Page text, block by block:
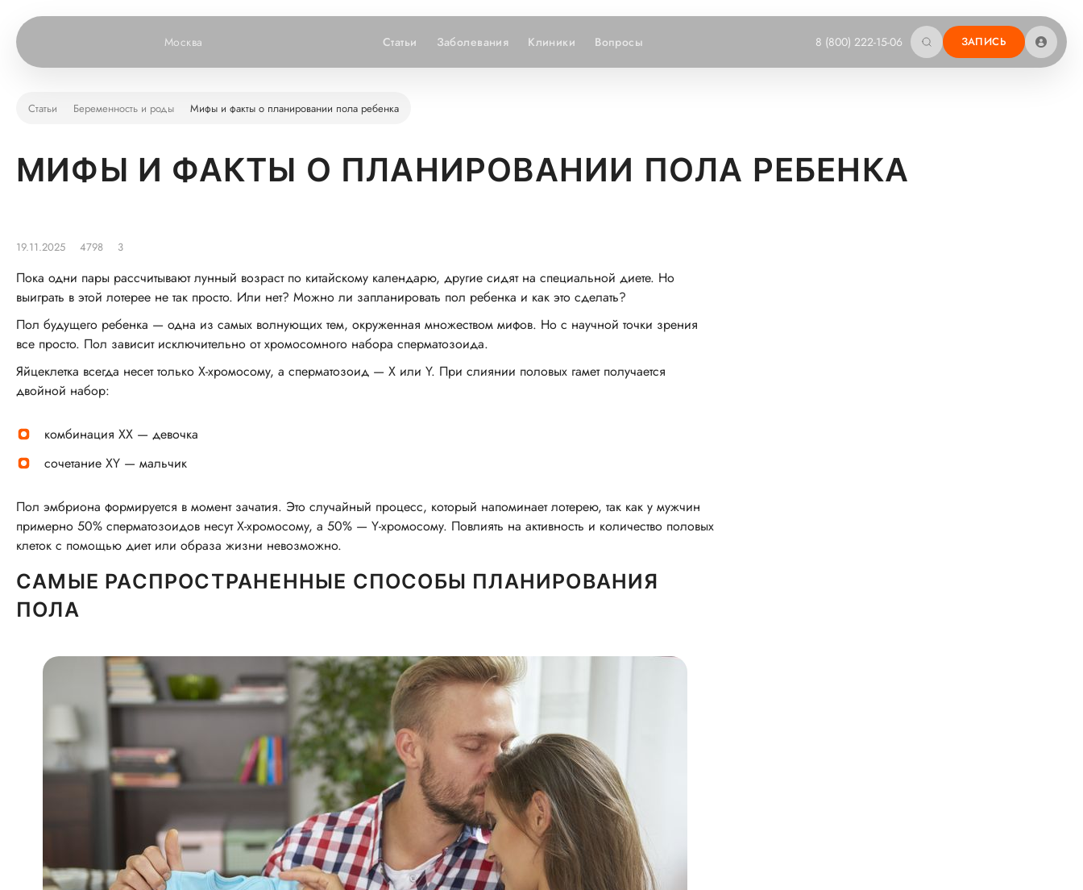
Москва Статьи Заболевания Клиники Вопросы 8 (800) 222-15-06 ЗАПИСЬ
Статьи Беременность и роды Мифы и факты о планировании пола ребенка
МИФЫ И ФАКТЫ О ПЛАНИРОВАНИИ ПОЛА РЕБЕНКА
19.11.2025 4798 3
Пока одни пары рассчитывают лунный возраст по китайскому календарю, другие сидят на специальной диете. Но
выиграть в этой лотерее не так просто. Или нет? Можно ли запланировать пол ребенка и как это сделать?
Пол будущего ребенка — одна из самых волнующих тем, окруженная множеством мифов. Но с научной точки зрения
все просто. Пол зависит исключительно от хромосомного набора сперматозоида.
Яйцеклетка всегда несет только X-хромосому, а сперматозоид — X или Y. При слиянии половых гамет получается
двойной набор:
комбинация XX — девочка
сочетание XY — мальчик
Пол эмбриона формируется в момент зачатия. Это случайный процесс, который напоминает лотерею, так как у мужчин
примерно 50% сперматозоидов несут X-хромосому, а 50% — Y-хромосому. Повлиять на активность и количество половых
клеток с помощью диет или образа жизни невозможно.
САМЫЕ РАСПРОСТРАНЕННЫЕ СПОСОБЫ ПЛАНИРОВАНИЯ
ПОЛА